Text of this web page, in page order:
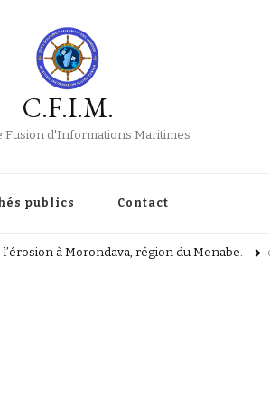
C.F.I.M.
Fusion d'Informations Maritimes
publics Contact
à Morondava, région du Menabe.